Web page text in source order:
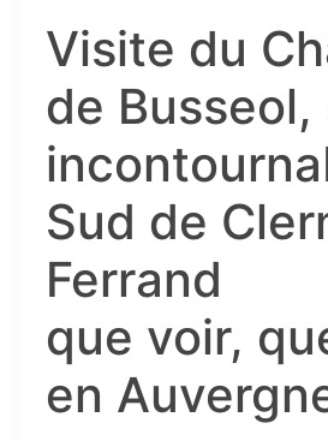
Visite du
de Busseol,
Sud de
Ferrand
que voir,
en